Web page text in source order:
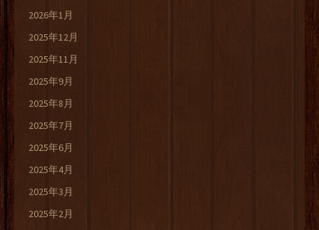
2026年1月
2025年12月
2025年11月
2025年9月
2025年8月
2025年7月
2025年6月
2025年4月
2025年3月
2025年2月